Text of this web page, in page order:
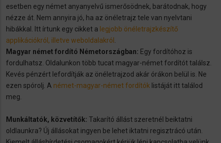
esetben egy német anyanyelvű ismerősödnek, barátodnak, hogy
nézze át. Nem annyira jó, ha az önéletrajz tele van nyelvtani
hibákkal. Itt írtunk egy cikket a legjobb önéletrajzkészítő
applikációkról, illetve weboldalakról .
Magyar német fordító Németországban: Egy fordítóhoz is
fordulhatsz. Oldalunkon több tucat magyar-német fordítót találsz.
Kevés pénzért lefordítják az önéletrajzod akár órákon belül is. Ne
ezen spórolj. A német-magyar-német fordítók listáját itt találod
meg.
Munkáltatók, közvetítők: Takarító állást szeretnél beiktatni
oldlaunkra? Új állásokat ingyen be lehet iktatni regisztrácó után.